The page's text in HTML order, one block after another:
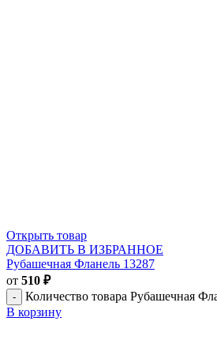
Открыть товар
ДОБАВИТЬ В ИЗБРАННОЕ
Рубашечная Фланель 13287
от 510 ₽
Количество товара Рубашечная
В корзину